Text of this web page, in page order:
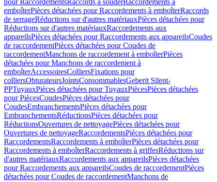
pour RaccordementsRaccords à souderRaccordements à
emboîterPièces détachées pour Raccordements à emboîterRaccords
de serrageRéductions sur d'autres matériauxPièces détachées pour
Réductions sur d'autres matériauxRaccordements aux
appareilsPièces détachées pour Raccordements aux appareilsCoudes
de raccordementPièces détachées pour Coudes de
raccordementManchons de raccordement à emboîterPièces
détachées pour Manchons de raccordement à
emboîterAccessoiresColliersFixations pour
colliersObturateursJointsConsommablesGeberit Silent-
PPTuyauxPièces détachées pour TuyauxPiècesPièces détachées
pour PiècesCoudesPièces détachées pour
CoudesEmbranchementsPièces détachées pour
EmbranchementsRéductionsPièces détachées pour
RéductionsOuvertures de nettoyagePièces détachées pour
Ouvertures de nettoyageRaccordementsPièces détachées pour
RaccordementsRaccordements à emboîterPièces détachées pour
Raccordements à emboîterRaccordements à griffesRéductions sur
d'autres matériauxRaccordements aux appareilsPièces détachées
pour Raccordements aux appareilsCoudes de raccordementPièces
détachées pour Coudes de raccordementManchons de